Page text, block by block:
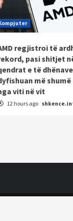
regjistroi të
pasi shitjet
e të
më
viti në vit
12 hours ago